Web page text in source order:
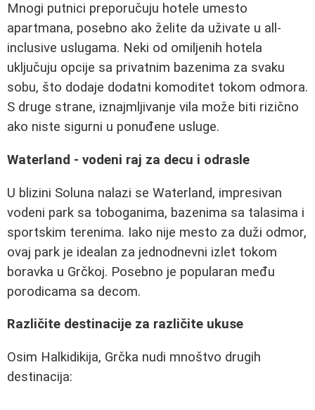
Mnogi putnici preporučuju hotele umesto
apartmana, posebno ako želite da uživate u all-
inclusive uslugama. Neki od omiljenih hotela
uključuju opcije sa privatnim bazenima za svaku
sobu, što dodaje dodatni komoditet tokom odmora.
S druge strane, iznajmljivanje vila može biti rizično
ako niste sigurni u ponuđene usluge.
Waterland - vodeni raj za decu i odrasle
U blizini Soluna nalazi se Waterland, impresivan
vodeni park sa toboganima, bazenima sa talasima i
sportskim terenima. Iako nije mesto za duži odmor,
ovaj park je idealan za jednodnevni izlet tokom
boravka u Grčkoj. Posebno je popularan među
porodicama sa decom.
Različite destinacije za različite ukuse
Osim Halkidikija, Grčka nudi mnoštvo drugih
destinacija: